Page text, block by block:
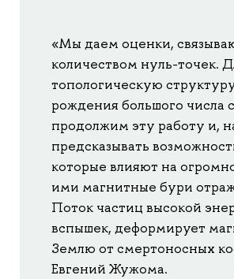
«Мы даем оценки,
количеством нуль-точек.
топологическую
рождения большого числа
продолжим эту работу и,
предсказывать
которые влияют на
ими магнитные бури
Поток частиц высокой
вспышек, деформирует
Землю от смертоносных
Евгений Жужома.